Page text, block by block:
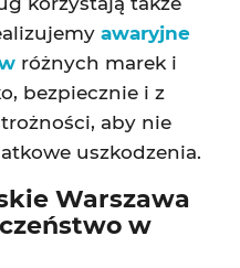
awaryjne
różnych marek i
bezpiecznie i z
aby nie
uszkodzenia.
Warszawa
w